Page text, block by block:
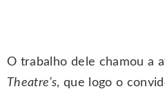
O trabalho dele chamou a
Theatre’s, que logo o